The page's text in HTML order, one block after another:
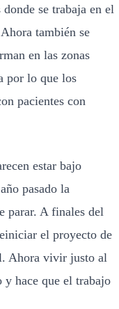
se trabaja en el
también se
en las zonas
por lo que los
pacientes con
estar bajo
pasado la
parar. A finales del
el proyecto de
Ahora vivir justo al
hace que el trabajo